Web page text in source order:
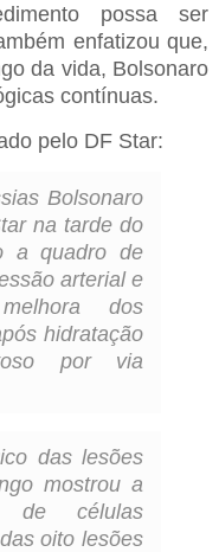
possa ser
enfatizou que,
da vida, Bolsonaro
contínuas.
pelo DF Star:
Bolsonaro
na tarde do
a quadro de
arterial e
dos
hidratação
por via
das lesões
mostrou a
de células
oito lesões